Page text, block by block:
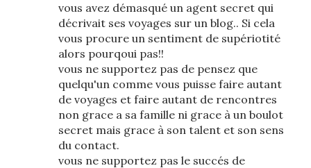
vous avez démasqué un agent secret qui
décrivait ses voyages sur un blog.. Si cela
vous procure un sentiment de supériotité
alors pourqoui pas!!
vous ne supportez pas de pensez que
quelqu'un comme vous puisse faire autant
de voyages et faire autant de rencontres
non grace a sa famille ni grace à un boulot
secret mais grace à son talent et son sens
du contact.
vous ne supportez pas le succés de